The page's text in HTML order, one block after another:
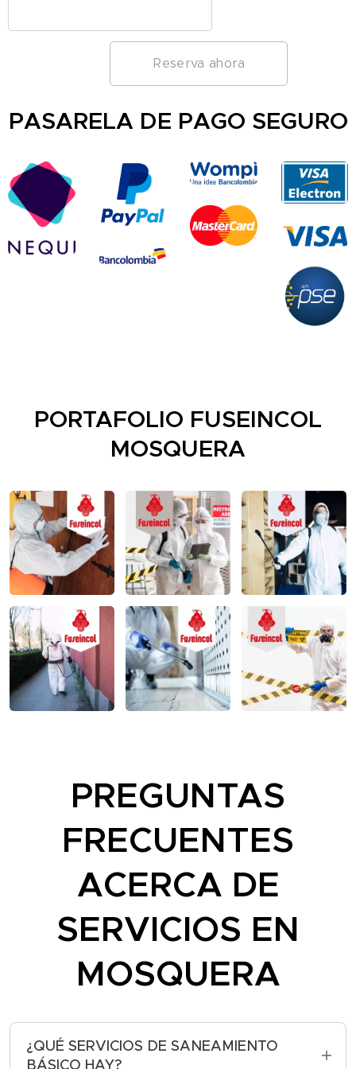
Reserva ahora
PASARELA DE PAGO SEGURO
PORTAFOLIO FUSEINCOL
MOSQUERA
PREGUNTAS
FRECUENTES
ACERCA DE
SERVICIOS EN
MOSQUERA
¿QUÉ SERVICIOS DE SANEAMIENTO
BÁSICO HAY?